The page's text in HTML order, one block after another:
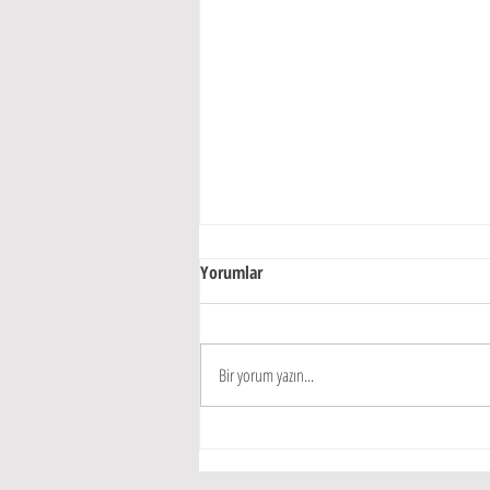
+ GY / KPSS 2026
Yorumlar
Bir yorum yazın...